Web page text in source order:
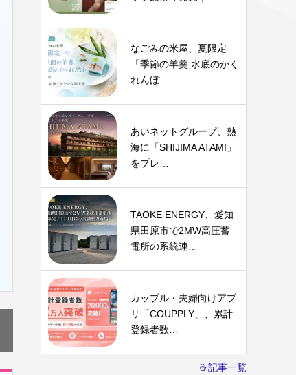
なごみの米屋、夏限定
「季節の羊羹 水底のかく
れんぼ…
あいネットグループ、熱
海に「SHIJIMA ATAMI」
をプレ…
TAOKE ENERGY、愛知
県田原市で2MW高圧蓄
電所の系統連…
カップル・夫婦向けアプ
リ「COUPPLY」、累計
登録者数…
☕記事一覧